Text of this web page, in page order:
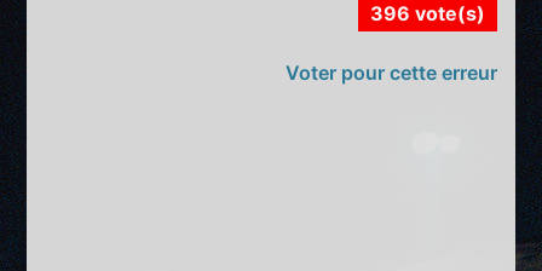
396 vote(s)
Voter pour cette erreur